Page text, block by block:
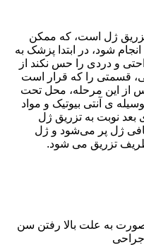
ژل است، که ممکن
شود، در ابتدا پزشک به
و دردی را حس نکند از
قسمتی را که قرار است
از این مرحله، محل تحت
ی آنتی بیوتیک و مواد
نوبت به تزریق ژل
ژل پر می‌شود و ژل
تزریق می شود.